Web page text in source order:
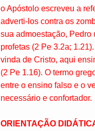
o Apóstolo escreveu a
adverti-los contra os
sua admoestação, Pedro
profetas (2 Pe 3.2a;
vinda de Cristo, aqui
(2 Pe 1.16). O termo
entre o ensino falso e o
necessário e confortador.
ORIENTAÇÃO